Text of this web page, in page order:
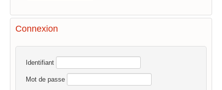
Connexion
Identifiant
Mot de passe